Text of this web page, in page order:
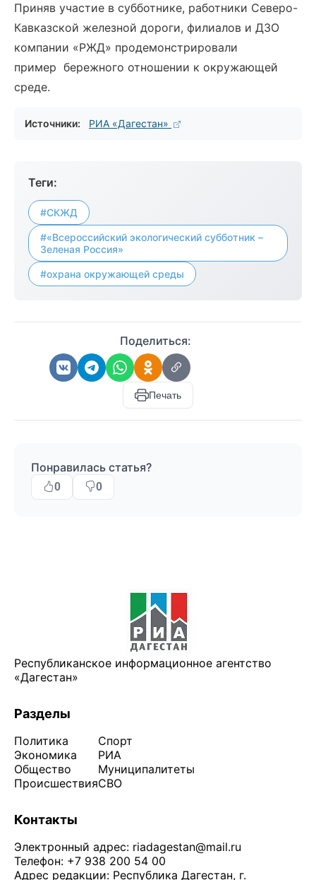
Приняв участие в субботнике, работники Северо-
Кавказской железной дороги, филиалов и ДЗО
компании «РЖД» продемонстрировали
пример бережного отношении к окружающей
среде.
Источники: РИА «Дагестан»
Теги:
#СКЖД
#«Всероссийский экологический субботник –
Зеленая Россия»
#охрана окружающей среды
Поделиться:
Печать
Понравилась статья?
0 0
Республиканское информационное агентство
«Дагестан»
Разделы
Политика
Экономика
Общество
Происшествия
Спорт
РИА
Муниципалитеты
СВО
Контакты
Электронный адрес: riadagestan@mail.ru
Телефон: +7 938 200 54 00
Адрес редакции: Республика Дагестан, г.